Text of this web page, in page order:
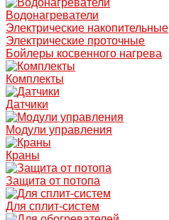
Водонагреватели
Электрические накопительные
Электрические проточные
Бойлеры косвенного нагрева
Комплекты
Датчики
Модули управления
Краны
Защита от потопа
Для сплит-систем